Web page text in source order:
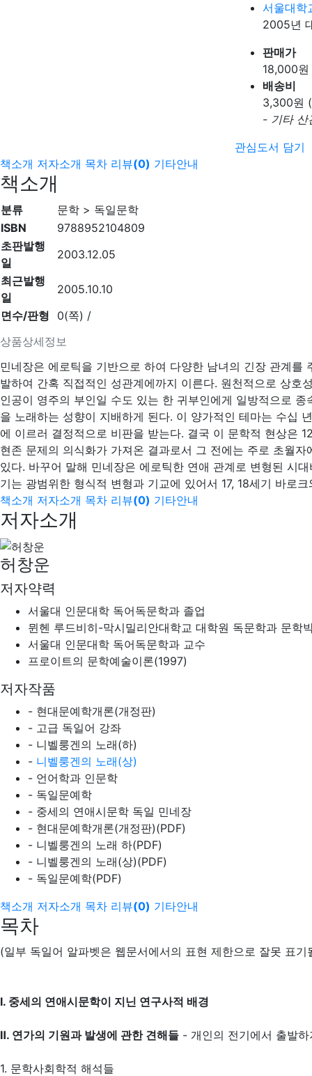
서울대학
2005년
판매가
18,000원
배송비
3,300원
- 기타 산
관심도서 담기
책소개 저자소개 목차 리뷰(0) 기타안내
책소개
상품상세정보
분류
문학 > 독일문학
ISBN
9788952104809
초판발행
일
2003.12.05
최근발행
일
2005.10.10
면수/판형
0(쪽) /
민네장은 에로틱을 기반으로 하여 다양한 남녀의 긴장 관계
발하여 간혹 직접적인 성관계에까지 이른다. 원천적으로 상
인공이 영주의 부인일 수도 있는 한 귀부인에게 일방적으로
을 노래하는 성향이 지배하게 된다. 이 양가적인 테마는 수십
에 이르러 결정적으로 비판을 받는다. 결국 이 문학적 현상은
현존 문제의 의식화가 가져온 결과로서 그 전에는 주로 초월
있다. 바꾸어 말해 민네장은 에로틱한 연애 관계로 변형된 시
기는 광범위한 형식적 변형과 기교에 있어서 17, 18세기 바로
책소개 저자소개 목차 리뷰(0) 기타안내
저자소개
허창운
저자약력
서울대 인문대학 독어독문학과 졸업
뮌헨 루드비히-막시밀리안대학교 대학원 독문학과 문학
서울대 인문대학 독어독문학과 교수
프로이트의 문학예술이론(1997)
저자작품
- 현대문예학개론(개정판)
- 고급 독일어 강좌
- 니벨룽겐의 노래(하)
- 니벨룽겐의 노래(상)
- 언어학과 인문학
- 독일문예학
- 중세의 연애시문학 독일 민네장
- 현대문예학개론(개정판)(PDF)
- 니벨룽겐의 노래 하(PDF)
- 니벨룽겐의 노래(상)(PDF)
- 독일문예학(PDF)
책소개 저자소개 목차 리뷰(0) 기타안내
목차
(일부 독일어 알파벳은 웹문서에서의 표현 제한으로 잘못 표기
Ⅰ. 중세의 연애시문학이 지닌 연구사적 배경
Ⅱ. 연가의 기원과 발생에 관한 견해들 - 개인의 전기에서 출발
1. 문학사회학적 해석들